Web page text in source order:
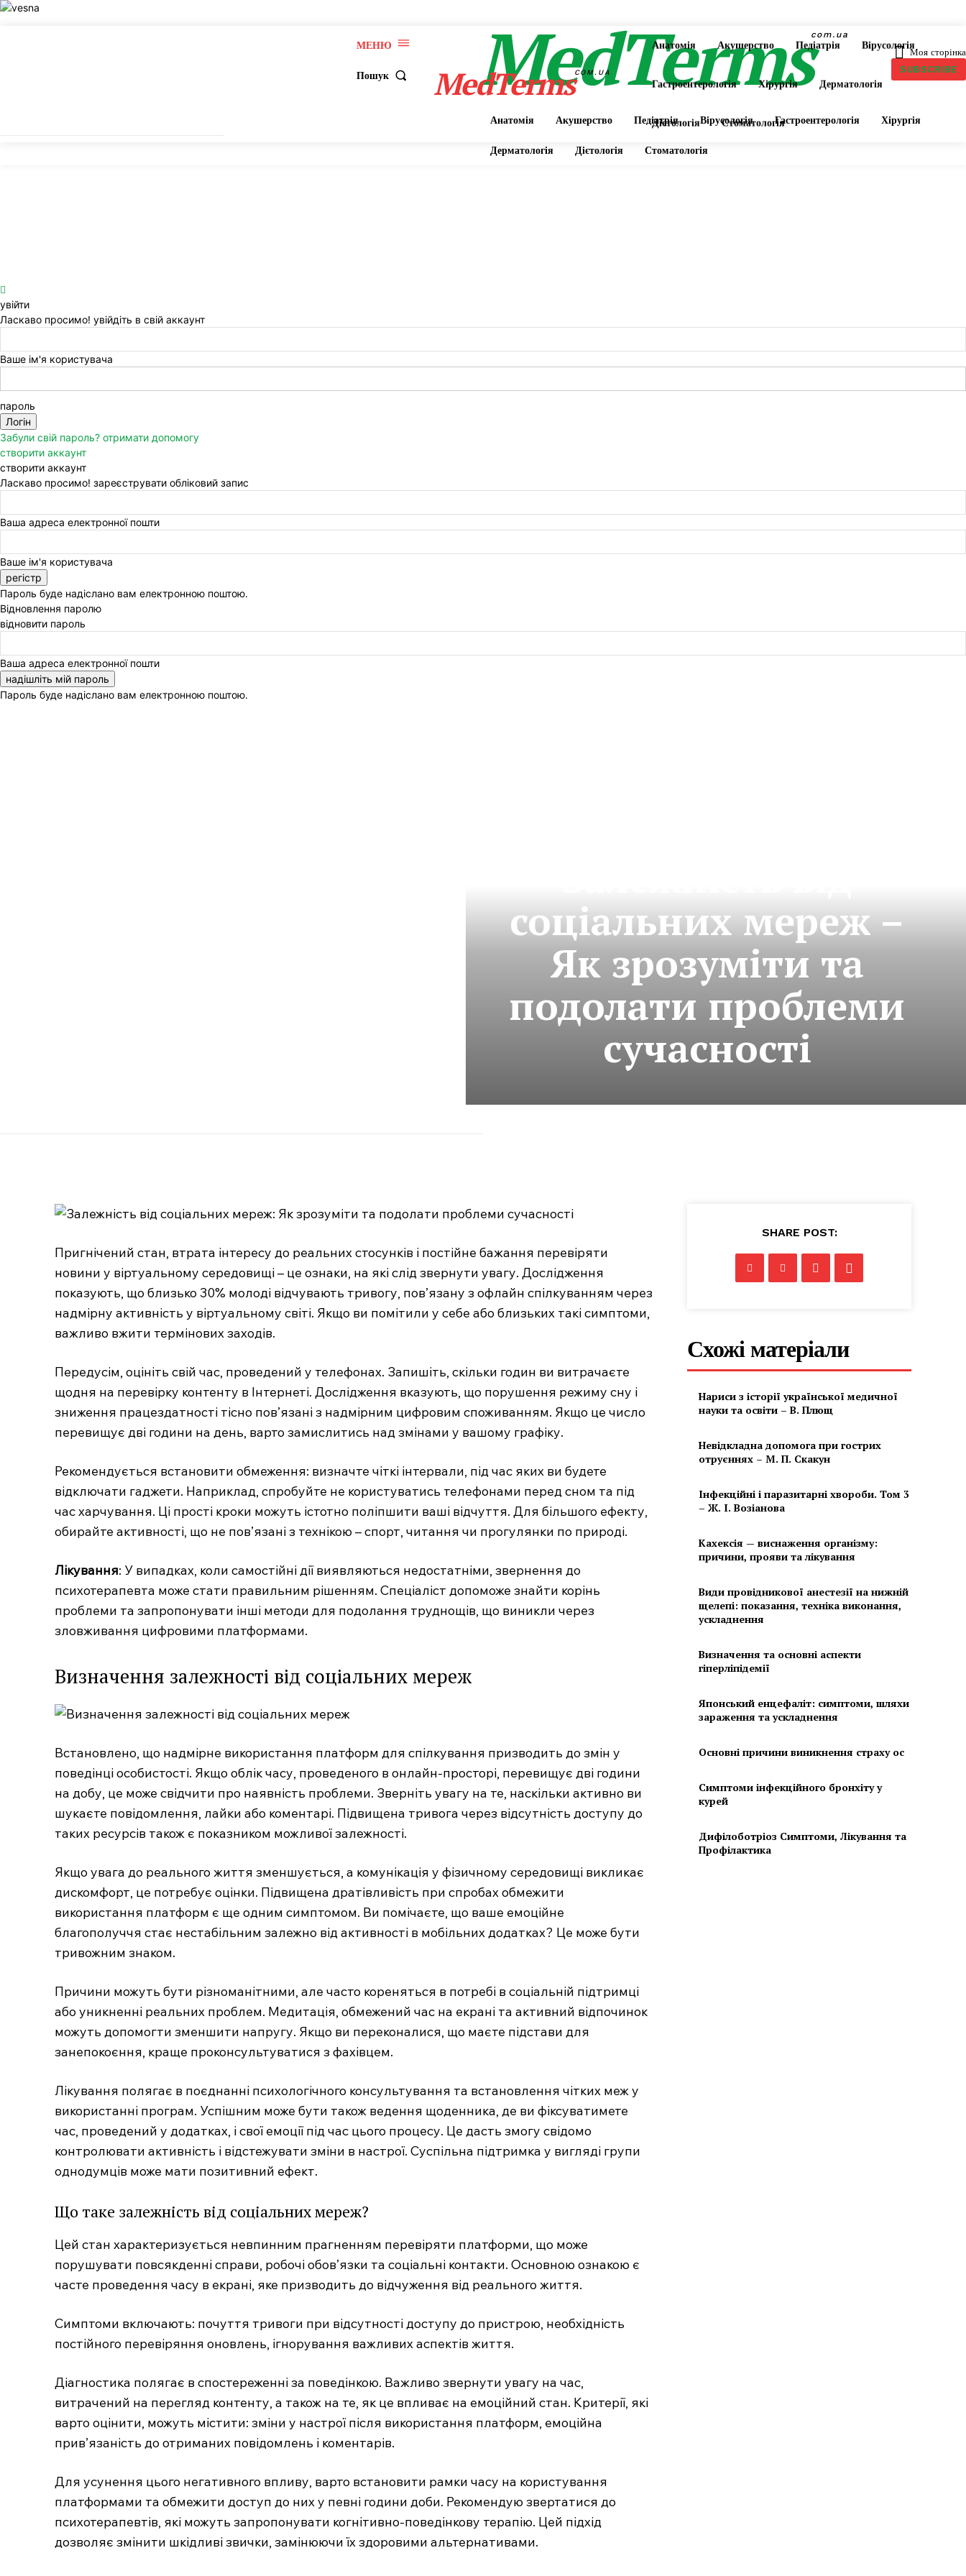
MedTerms.com.ua
професійний медичний
портал
Про нас
Контакти
Медичні книги
МЕНЮ
Пошук MedTermscom.ua
Моя сторінка
SUBSCRIBE
Анатомія Акушерство Педіатрія Вірусологія Гастроентерологія Хірургія
Дерматологія Дієтологія Стоматологія
MedTermsCOM.UA
Анатомія Акушерство Педіатрія Вірусологія
Гастроентерологія Хірургія Дерматологія
Дієтологія Стоматологія
увійти
Ласкаво просимо! увійдіть в свій аккаунт
Ваше ім'я користувача
пароль
Забули свій пароль? отримати допомогу
створити аккаунт
створити аккаунт
Ласкаво просимо! зареєструвати обліковий запис
Ваша адреса електронної пошти
Ваше ім'я користувача
Пароль буде надіслано вам електронною поштою.
Відновлення паролю
відновити пароль
Ваша адреса електронної пошти
Пароль буде надіслано вам електронною поштою.
соціальних мереж –
Як зрозуміти та
подолати проблеми
сучасності
Пригнічений стан, втрата інтересу до реальних стосунків і постійне бажання перевіряти
новини у віртуальному середовищі – це ознаки, на які слід звернути увагу. Дослідження
показують, що близько 30% молоді відчувають тривогу, пов’язану з офлайн спілкуванням через
надмірну активність у віртуальному світі. Якщо ви помітили у себе або близьких такі симптоми,
важливо вжити термінових заходів.
Передусім, оцініть свій час, проведений у телефонах. Запишіть, скільки годин ви витрачаєте
щодня на перевірку контенту в Інтернеті. Дослідження вказують, що порушення режиму сну і
зниження працездатності тісно пов’язані з надмірним цифровим споживанням. Якщо це число
перевищує дві години на день, варто замислитись над змінами у вашому графіку.
Рекомендується встановити обмеження: визначте чіткі інтервали, під час яких ви будете
відключати гаджети. Наприклад, спробуйте не користуватись телефонами перед сном та під
час харчування. Ці прості кроки можуть істотно поліпшити ваші відчуття. Для більшого ефекту,
обирайте активності, що не пов’язані з технікою – спорт, читання чи прогулянки по природі.
Лікування: У випадках, коли самостійні дії виявляються недостатніми, звернення до
психотерапевта може стати правильним рішенням. Спеціаліст допоможе знайти корінь
проблеми та запропонувати інші методи для подолання труднощів, що виникли через
зловживання цифровими платформами.
Визначення залежності від соціальних мереж
Встановлено, що надмірне використання платформ для спілкування призводить до змін у
поведінці особистості. Якщо облік часу, проведеного в онлайн-просторі, перевищує дві години
на добу, це може свідчити про наявність проблеми. Зверніть увагу на те, наскільки активно ви
шукаєте повідомлення, лайки або коментарі. Підвищена тривога через відсутність доступу до
таких ресурсів також є показником можливої залежності.
Якщо увага до реального життя зменшується, а комунікація у фізичному середовищі викликає
дискомфорт, це потребує оцінки. Підвищена дратівливість при спробах обмежити
використання платформ є ще одним симптомом. Ви помічаєте, що ваше емоційне
благополуччя стає нестабільним залежно від активності в мобільних додатках? Це може бути
тривожним знаком.
Причини можуть бути різноманітними, але часто кореняться в потребі в соціальній підтримці
або уникненні реальних проблем. Медитація, обмежений час на екрані та активний відпочинок
можуть допомогти зменшити напругу. Якщо ви переконалися, що маєте підстави для
занепокоєння, краще проконсультуватися з фахівцем.
Лікування полягає в поєднанні психологічного консультування та встановлення чітких меж у
використанні програм. Успішним може бути також ведення щоденника, де ви фіксуватимете
час, проведений у додатках, і свої емоції під час цього процесу. Це дасть змогу свідомо
контролювати активність і відстежувати зміни в настрої. Суспільна підтримка у вигляді групи
однодумців може мати позитивний ефект.
Що таке залежність від соціальних мереж?
Цей стан характеризується невпинним прагненням перевіряти платформи, що може
порушувати повсякденні справи, робочі обов’язки та соціальні контакти. Основною ознакою є
часте проведення часу в екрані, яке призводить до відчуження від реального життя.
Симптоми включають: почуття тривоги при відсутності доступу до пристрою, необхідність
постійного перевіряння оновлень, ігнорування важливих аспектів життя.
Діагностика полягає в спостереженні за поведінкою. Важливо звернути увагу на час,
витрачений на перегляд контенту, а також на те, як це впливає на емоційний стан. Критерії, які
варто оцінити, можуть містити: зміни у настрої після використання платформ, емоційна
прив’язаність до отриманих повідомлень і коментарів.
Для усунення цього негативного впливу, варто встановити рамки часу на користування
платформами та обмежити доступ до них у певні години доби. Рекомендую звертатися до
психотерапевтів, які можуть запропонувати когнітивно-поведінкову терапію. Цей підхід
дозволяє змінити шкідливі звички, замінюючи їх здоровими альтернативами.
SHARE POST:
Схожі матеріали
Нариси з історії української медичної
науки та освіти – В. Плющ
Невідкладна допомога при гострих
отруєннях – М. П. Скакун
Інфекційні і паразитарні хвороби. Том 3
– Ж. І. Возіанова
Кахексія — виснаження організму:
причини, прояви та лікування
Види провідникової анестезії на нижній
щелепі: показання, техніка виконання,
ускладнення
Визначення та основні аспекти
гіперліпідемії
Японський енцефаліт: симптоми, шляхи
зараження та ускладнення
Основні причини виникнення страху ос
Симптоми інфекційного бронхіту у
курей
Дифілоботріоз Симптоми, Лікування та
Профілактика